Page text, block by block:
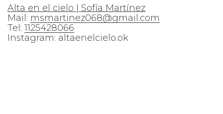
Alta en el cielo | Sofía Martínez
Mail: msmartinez068@gmail.com
Tel: 1125428066
Instagram: altaenelcielo.ok